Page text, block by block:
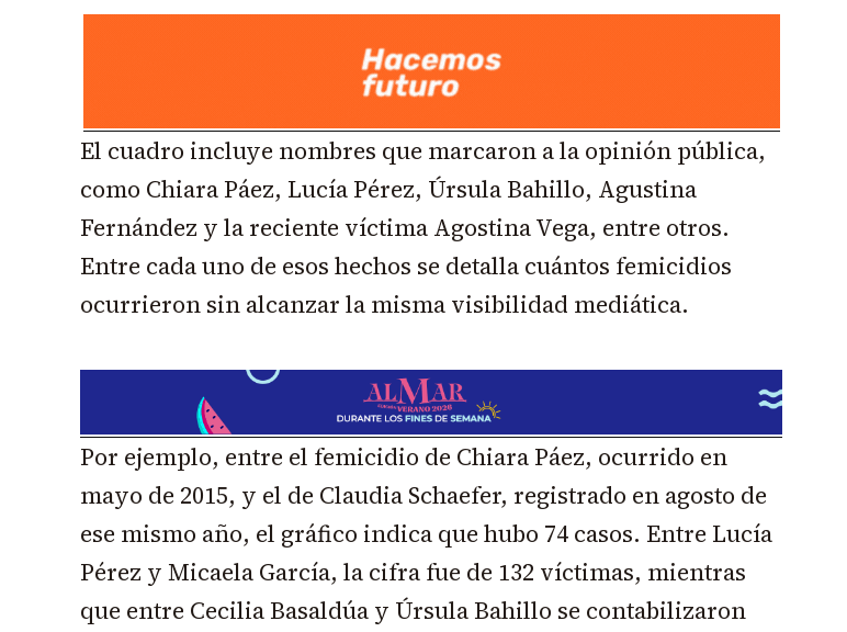
El cuadro incluye nombres que marcaron a la opinión pública,
como Chiara Páez, Lucía Pérez, Úrsula Bahillo, Agustina
Fernández y la reciente víctima Agostina Vega, entre otros.
Entre cada uno de esos hechos se detalla cuántos femicidios
ocurrieron sin alcanzar la misma visibilidad mediática.
Por ejemplo, entre el femicidio de Chiara Páez, ocurrido en
mayo de 2015, y el de Claudia Schaefer, registrado en agosto de
ese mismo año, el gráfico indica que hubo 74 casos. Entre Lucía
Pérez y Micaela García, la cifra fue de 132 víctimas, mientras
que entre Cecilia Basaldúa y Úrsula Bahillo se contabilizaron